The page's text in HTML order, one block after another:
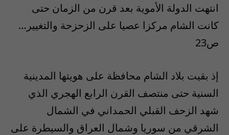
انتهت الدولة الأموية بعد قرن من الزمان حتى
كانت الشام مركزا عصيا على الزحزحة والتغيير…
ص23
إذ بقيت بلاد الشام محافظة على هويتها المدينية
السنية حتى منتصف القرن الرابع الهجري الذي
شهد الزحف القبلي الحمداني في الشمال
الشرقي من سوريا وشمال العراق والسيطرة على